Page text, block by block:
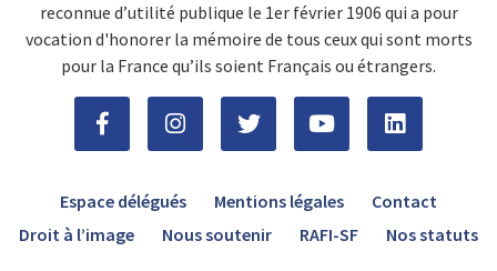
reconnue d’utilité publique le 1er février 1906 qui a pour
vocation d'honorer la mémoire de tous ceux qui sont morts
pour la France qu’ils soient Français ou étrangers.
Espace délégués Mentions légales
Contact
Droit à l’image
Nous soutenir RAFI-SF Nos statuts